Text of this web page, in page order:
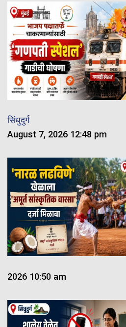
सिंधुदुर्ग
August 7, 2026 12:48 pm
2026 10:50 am